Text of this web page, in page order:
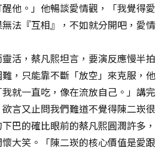
他。」他暢談愛情觀，「我覺得愛
法『互相』，不如就分開吧，愛情
活，蔡凡熙坦言，要演反應慢半拍
，只能靠不斷「放空」來克服，他
就一直吃，像在流放自己。」講完
言又止問我們難道不覺得陳二崁很
巴的確比眼前的蔡凡熙圓潤許多，
大笑。「陳二崁的核心價值是愛跟